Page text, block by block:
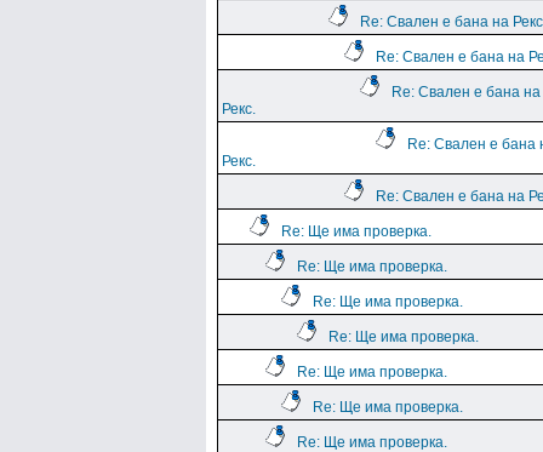
Re: Свален е бана на
Re: Свален е бана на
Re: Свален е бана на
Рекс.
Re: Свален е бана
Рекс.
Re: Свален е бана на
Re: Ще има проверка.
Re: Ще има проверка.
Re: Ще има проверка.
Re: Ще има проверка.
Re: Ще има проверка.
Re: Ще има проверка.
Re: Ще има проверка.